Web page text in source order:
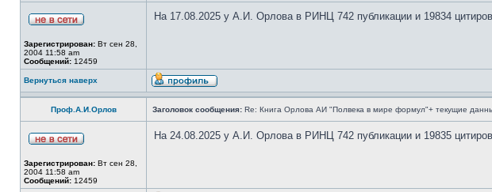
Зарегистрирован: Вт сен 28,
2004 11:58 am
Сообщений: 12459
На 17.08.2025 у А.И. Орлова в РИНЦ 742 публикации и 19834
Вернуться наверх
Проф.А.И.Орлов Заголовок сообщения: Re: Книга Орлова АИ "Полвека в мире формул"+ текущие
Зарегистрирован: Вт сен 28,
2004 11:58 am
Сообщений: 12459
На 24.08.2025 у А.И. Орлова в РИНЦ 742 публикации и 19835